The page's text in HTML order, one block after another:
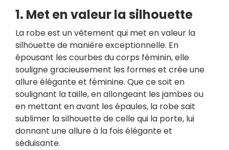
1. Met en valeur la silhouette
La robe est un vêtement qui met en valeur la
silhouette de manière exceptionnelle. En
épousant les courbes du corps féminin, elle
souligne gracieusement les formes et crée une
allure élégante et féminine. Que ce soit en
soulignant la taille, en allongeant les jambes ou
en mettant en avant les épaules, la robe sait
sublimer la silhouette de celle qui la porte, lui
donnant une allure à la fois élégante et
séduisante.